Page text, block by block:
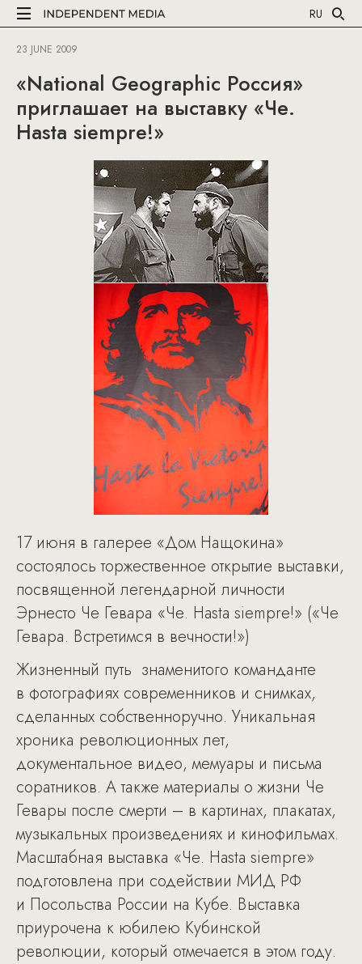
RU
23 JUNE 2009
«National Geographic Россия»
приглашает на выставку «Че.
Hasta siempre!»
17 июня в галерее «Дом Нащокина»
состоялось торжественное открытие выставки,
посвященной легендарной личности
Эрнесто Че Гевара «Че. Hasta siempre!» («Че
Гевара. Встретимся в вечности!»)
Жизненный путь знаменитого команданте
в фотографиях современников и снимках,
сделанных собственноручно. Уникальная
хроника революционных лет,
документальное видео, мемуары и письма
соратников. А также материалы о жизни Че
Гевары после смерти – в картинах, плакатах,
музыкальных произведениях и кинофильмах.
Масштабная выставка «Че. Hasta siempre»
подготовлена при содействии МИД РФ
и Посольства России на Кубе. Выставка
приурочена к юбилею Кубинской
революции, который отмечается в этом году.